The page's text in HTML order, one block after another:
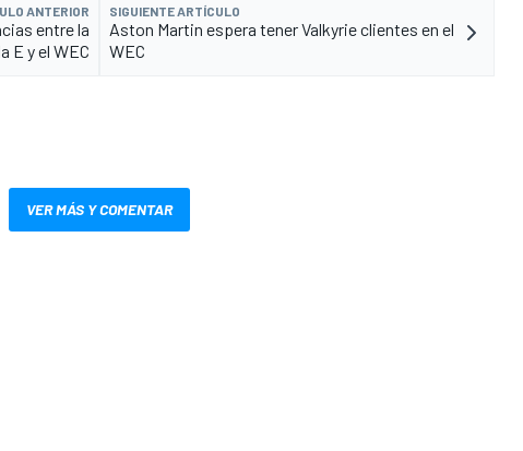
ANTERIOR
entre la
E y el WEC
SIGUIENTE ARTÍCULO
Aston Martin espera tener Valkyrie clientes en el
WEC
VER MÁS Y COMENTAR